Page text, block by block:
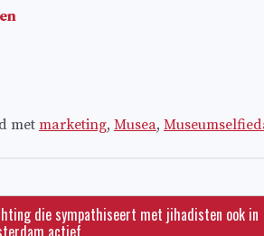
met marketing, Musea,
die sympathiseert met jihadisten ook in
actief